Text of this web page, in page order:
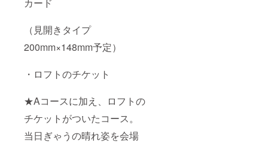
（見開きタイプ
200mm×148mm予定）
・ロフトのチケット
★Aコースに加え、ロフトの
チケットがついたコース。
当日ぎゃうの晴れ姿を会場